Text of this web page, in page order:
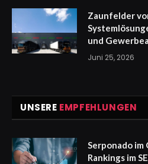
Zaunfelder
und
Juni 25, 2026
UNSERE EMPFEHLUNGEN
Serponado im
Rankings im